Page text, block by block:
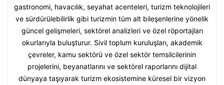
gastronomi, havacılık, seyahat acenteleri, turizm teknolojileri
ve sürdürülebilirlik gibi turizmin tüm alt bileşenlerine yönelik
güncel gelişmeleri, sektörel analizleri ve özel röportajları
okurlarıyla buluşturur. Sivil toplum kuruluşları, akademik
çevreler, kamu sektörü ve özel sektör temsilcilerinin
projelerini, beyanatlarını ve sektörel raporlarını dijital
dünyaya taşıyarak turizm ekosistemine küresel bir vizyon